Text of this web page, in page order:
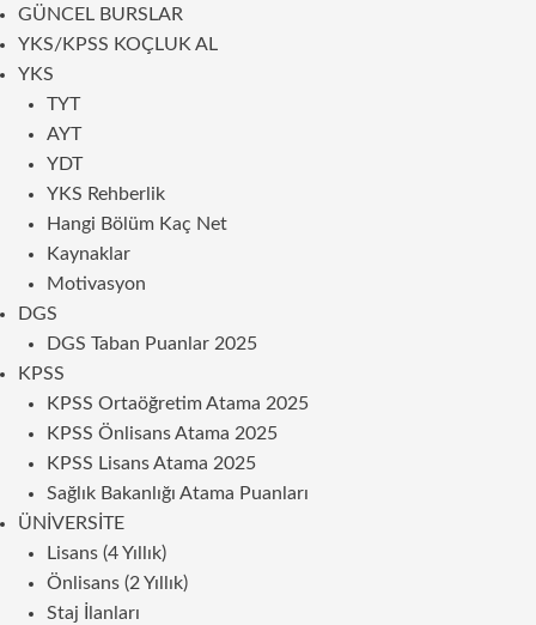
GÜNCEL BURSLAR
YKS/KPSS KOÇLUK AL
YKS
TYT
AYT
YDT
YKS Rehberlik
Hangi Bölüm Kaç Net
Kaynaklar
Motivasyon
DGS
DGS Taban Puanlar 2025
KPSS
KPSS Ortaöğretim Atama 2025
KPSS Önlisans Atama 2025
KPSS Lisans Atama 2025
Sağlık Bakanlığı Atama Puanları
ÜNIVERSITE
Lisans (4 Yıllık)
Önlisans (2 Yıllık)
Staj İlanları